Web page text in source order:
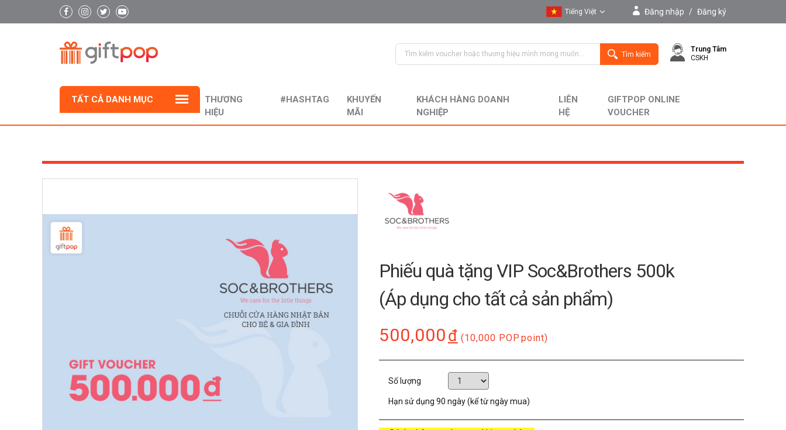
Tiếng Việt
English
Đăng nhập / Đăng ký
Tìm kiếm
Trung Tâm
CSKH
TẤT CẢ DANH MỤC
THƯƠNG
HIỆU
#HASHTAG
KHUYẾN
MÃI
KHÁCH HÀNG DOANH
NGHIỆP
LIÊN
HỆ
GIFTPOP ONLINE
VOUCHER
Phiếu quà tặng VIP Soc&Brothers 500k
(Áp dụng cho tất cả sản phẩm)
500,000đ (10,000 POP point)
Số lượng
Hạn sử dụng 90 ngày (kể từ ngày mua)